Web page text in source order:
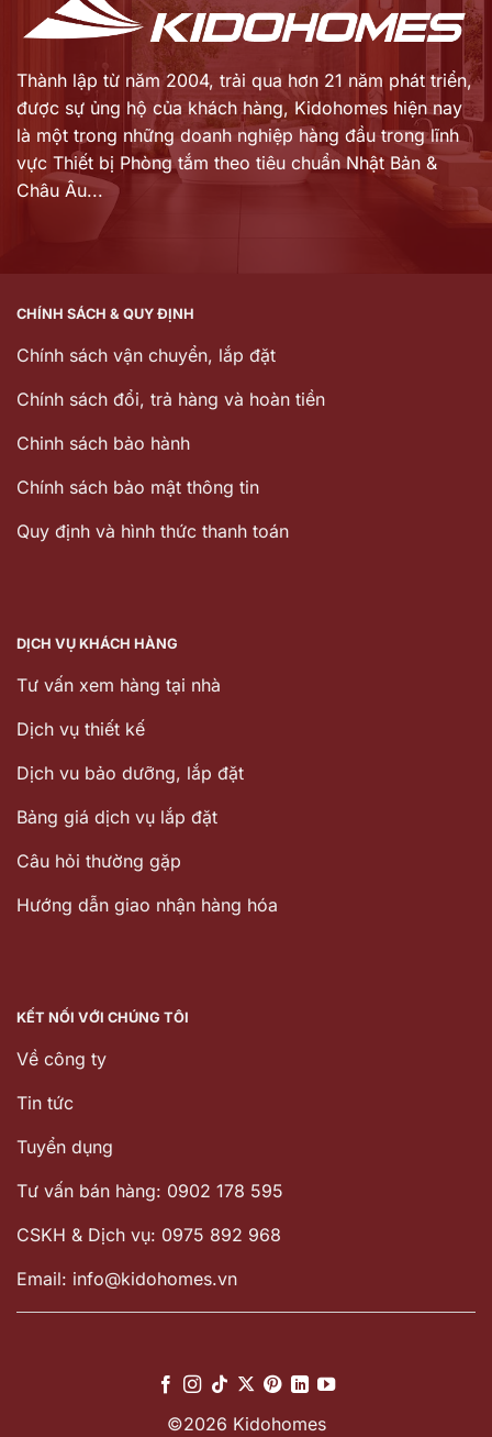
Thành lập từ năm 2004, trải qua hơn 21 năm phát triển,
được sự ủng hộ của khách hàng, Kidohomes hiện nay
là một trong những doanh nghiệp hàng đầu trong lĩnh
vực Thiết bị Phòng tắm theo tiêu chuẩn Nhật Bản &
Châu Âu...
CHÍNH SÁCH & QUY ĐỊNH
Chính sách vận chuyển, lắp đặt
Chính sách đổi, trả hàng và hoàn tiền
Chinh sách bảo hành
Chính sách bảo mật thông tin
Quy định và hình thức thanh toán
DỊCH VỤ KHÁCH HÀNG
Tư vấn xem hàng tại nhà
Dịch vụ thiết kế
Dịch vu bảo dưỡng, lắp đặt
Bảng giá dịch vụ lắp đặt
Câu hỏi thường gặp
Hướng dẫn giao nhận hàng hóa
KẾT NỐI VỚI CHÚNG TÔI
Về công ty
Tin tức
Tuyển dụng
Tư vấn bán hàng: 0902 178 595
CSKH & Dịch vụ: 0975 892 968
Email: info@kidohomes.vn
©2026 Kidohomes